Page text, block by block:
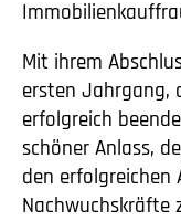
Mit ihrem
ersten Jahrgang,
erfolgreich
schöner Anlass,
den erfolgreichen
Nachwuchskräfte